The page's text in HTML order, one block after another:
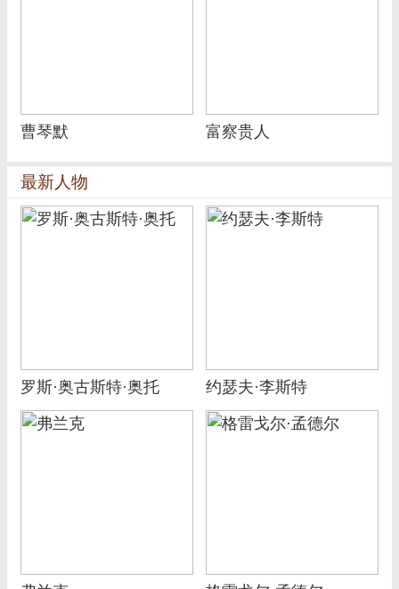
曹琴默 富察贵人
最新人物
罗斯·奥古斯特·奥托 约瑟夫·李斯特